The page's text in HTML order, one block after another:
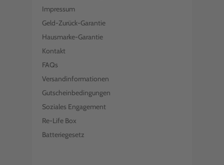
Impressum
Geld-Zurück-Garantie
Hausmarke-Garantie
Kontakt
FAQs
Versandinformationen
Gutscheinbedingungen
Soziales Engagement
Re-Life Box
Batteriegesetz